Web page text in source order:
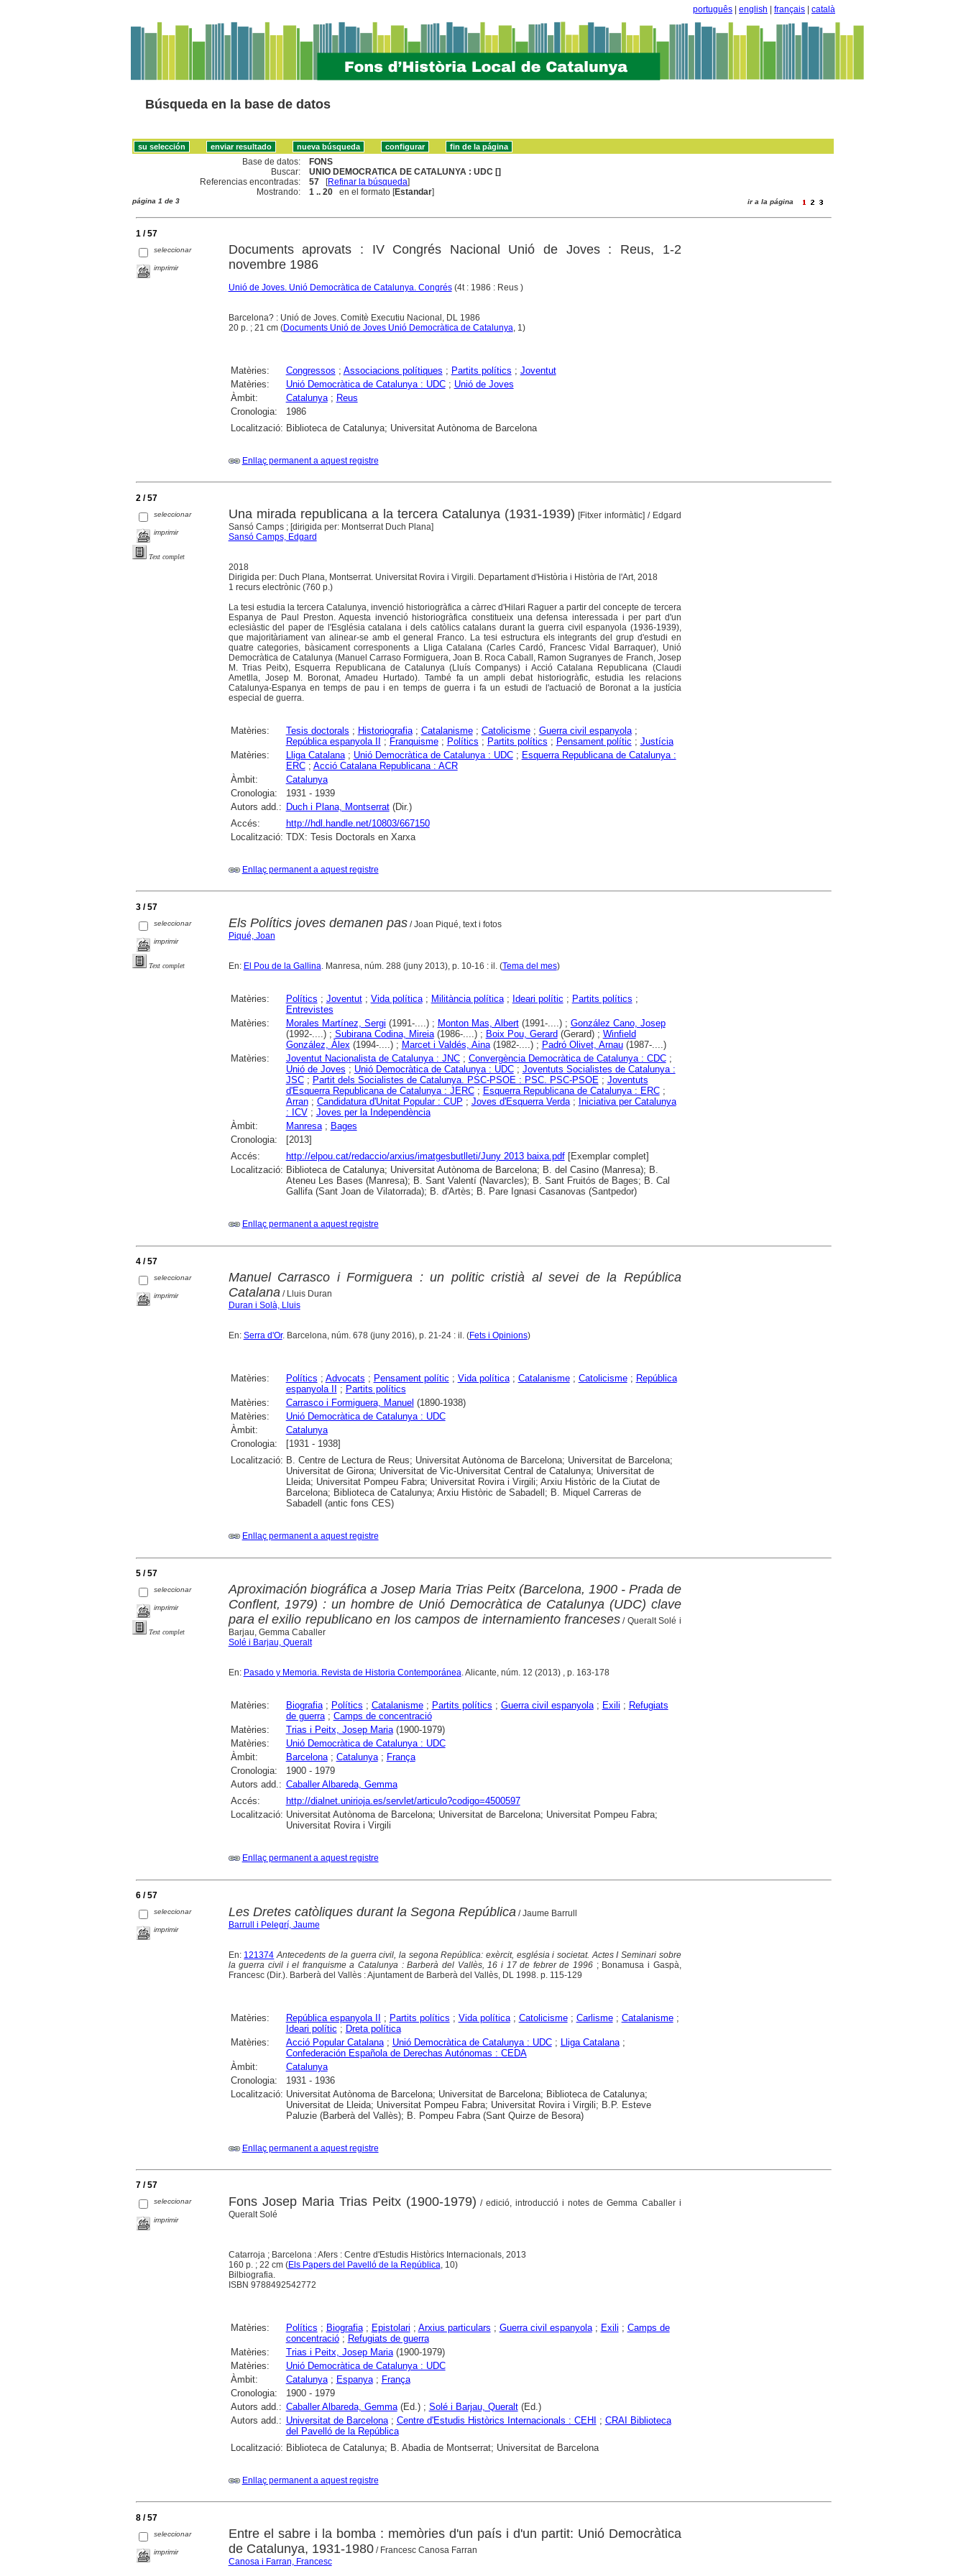
português english français català
Búsqueda en la base de datos
Base de datos:
FONS
Buscar:
UNIO DEMOCRATICA DE CATALUNYA : UDC []
Referencias encontradas:
57 [Refinar la búsqueda]
Mostrando:
1 .. 20 en el formato [Estandar]
página 1 de 3 ir a la página
1 / 57
seleccionar
imprimir
Documents aprovats : IV Congrés Nacional Unió de Joves : Reus, 1-2
novembre 1986
Unió de Joves. Unió Democràtica de Catalunya. Congrés(4t : 1986 : Reus )
Barcelona? : Unió de Joves. Comitè Executiu Nacional, DL 1986
20 p. ; 21 cm (Documents Unió de Joves Unió Democràtica de Catalunya, 1)
Matèries: Congressos ; Associacions polítiques ; Partits polítics ; Joventut
Matèries:
Unió Democràtica de Catalunya : UDC; Unió de Joves
Àmbit:
Catalunya; Reus
Cronologia:
1986
Localització: Biblioteca de Catalunya; Universitat Autònoma de Barcelona
Enllaç permanent a aquest registre
2 / 57
seleccionar
imprimir
Text complet
Una mirada republicana a la tercera Catalunya (1931-1939) [Fitxer informàtic] / Edgard
Sansó Camps ; [dirigida per: Montserrat Duch Plana]
Sansó Camps, Edgard
2018
Dirigida per: Duch Plana, Montserrat. Universitat Rovira i Virgili. Departament d'Història i Història de l'Art, 2018
1 recurs electrònic (760 p.)
La tesi estudia la tercera Catalunya, invenció historiogràfica a càrrec d'Hilari Raguer a partir del concepte de tercera
Espanya de Paul Preston. Aquesta invenció historiogràfica constitueix una defensa interessada i per part d'un
eclesiàstic del paper de l'Església catalana i dels catòlics catalans durant la guerra civil espanyola (1936-1939),
que majoritàriament van alinear-se amb el general Franco. La tesi estructura els integrants del grup d'estudi en
quatre categories, bàsicament corresponents a Lliga Catalana (Carles Cardó, Francesc Vidal Barraquer), Unió
Democràtica de Catalunya (Manuel Carraso Formiguera, Joan B. Roca Caball, Ramon Sugranyes de Franch, Josep
M. Trias Peitx), Esquerra Republicana de Catalunya (Lluís Companys) i Acció Catalana Republicana (Claudi
Ametlla, Josep M. Boronat, Amadeu Hurtado). També fa un ampli debat historiogràfic, estudia les relacions
Catalunya-Espanya en temps de pau i en temps de guerra i fa un estudi de l'actuació de Boronat a la justícia
especial de guerra.
Matèries: Tesis doctorals ; Historiografia; Catalanisme; Catolicisme; Guerra civil espanyola;
República espanyola II
; Franquisme; Polítics ; Partits polítics ; Pensament polític ; Justícia
Matèries:
Lliga Catalana; Unió Democràtica de Catalunya : UDC; Esquerra Republicana de Catalunya :
ERC; Acció Catalana Republicana : ACR
Àmbit:
Catalunya
Cronologia:
1931 - 1939
Autors add.: Duch i Plana, Montserrat(Dir.)
Accés:
http://hdl.handle.net/10803/667150
Localització: TDX: Tesis Doctorals en Xarxa
Enllaç permanent a aquest registre
3 / 57
seleccionar
imprimir
Text complet
Els Polítics joves demanen pas/ Joan Piqué, text i fotos
Piqué, Joan
En: El Pou de la Gallina. Manresa, núm. 288 (juny 2013), p. 10-16 : il. (Tema del mes)
Matèries: Polítics ; Joventut; Vida política; Militància política; Ideari polític ; Partits polítics ;
Entrevistes
Matèries:
Morales Martínez, Sergi (1991-....) ; Monton Mas, Albert(1991-....) ; González Cano, Josep
(1992-....) ; Subirana Codina, Mireia(1986-....) ; Boix Pou, Gerard (Gerard) ; Winfield
González, Àlex(1994-....) ; Marcet i Valdés, Aina(1982-....) ; Padró Olivet, Arnau(1987-....)
Matèries:
Joventut Nacionalista de Catalunya : JNC; Convergència Democràtica de Catalunya : CDC;
Unió de Joves ; Unió Democràtica de Catalunya : UDC; Joventuts Socialistes de Catalunya :
JSC; Partit dels Socialistes de Catalunya. PSC-PSOE : PSC. PSC-PSOE; Joventuts
d'Esquerra Republicana de Catalunya : JERC; Esquerra Republicana de Catalunya : ERC;
Arran; Candidatura d'Unitat Popular : CUP ; Joves d'Esquerra Verda; Iniciativa per Catalunya
: ICV; Joves per la Independència
Àmbit:
Manresa; Bages
Cronologia:
[2013]
Accés:
http://elpou.cat/redaccio/arxius/imatgesbutlleti/Juny 2013 baixa.pdf[Exemplar complet]
Localització: Biblioteca de Catalunya; Universitat Autònoma de Barcelona; B. del Casino (Manresa); B.
Ateneu Les Bases (Manresa); B. Sant Valentí (Navarcles); B. Sant Fruitós de Bages; B. Cal
Gallifa (Sant Joan de Vilatorrada); B. d'Artès; B. Pare Ignasi Casanovas (Santpedor)
Enllaç permanent a aquest registre
4 / 57
seleccionar
imprimir
Manuel Carrasco i Formiguera : un politic cristià al sevei de la República
Catalana/ Lluis Duran
Duran i Solà, Lluis
En: Serra d'Or. Barcelona, núm. 678 (juny 2016), p. 21-24 : il. (Fets i Opinions)
Matèries: Polítics ; Advocats ; Pensament polític ; Vida política; Catalanisme; Catolicisme; República
espanyola II
; Partits polítics
Matèries:
Carrasco i Formiguera, Manuel (1890-1938)
Matèries:
Unió Democràtica de Catalunya : UDC
Àmbit:
Catalunya
Cronologia:
[1931 - 1938]
Localització: B. Centre de Lectura de Reus; Universitat Autònoma de Barcelona; Universitat de Barcelona;
Universitat de Girona; Universitat de Vic-Universitat Central de Catalunya; Universitat de
Lleida; Universitat Pompeu Fabra; Universitat Rovira i Virgili; Arxiu Històric de la Ciutat de
Barcelona; Biblioteca de Catalunya; Arxiu Històric de Sabadell; B. Miquel Carreras de
Sabadell (antic fons CES)
Enllaç permanent a aquest registre
5 / 57
seleccionar
imprimir
Text complet
Aproximación biográfica a Josep Maria Trias Peitx (Barcelona, 1900 - Prada de
Conflent, 1979) : un hombre de Unió Democràtica de Catalunya (UDC) clave
para el exilio republicano en los campos de internamiento franceses / Queralt Solé i
Barjau, Gemma Caballer
Solé i Barjau, Queralt
En: Pasado y Memoria. Revista de Historia Contemporánea. Alicante, núm. 12 (2013) , p. 163-178
Matèries: Biografia; Polítics ; Catalanisme; Partits polítics ; Guerra civil espanyola; Exili ; Refugiats
de guerra; Camps de concentració
Matèries:
Trias i Peitx, Josep Maria(1900-1979)
Matèries:
Unió Democràtica de Catalunya : UDC
Àmbit:
Barcelona; Catalunya; França
Cronologia:
1900 - 1979
Autors add.: Caballer Albareda, Gemma
Accés:
http://dialnet.unirioja.es/servlet/articulo?codigo=4500597
Localització: Universitat Autònoma de Barcelona; Universitat de Barcelona; Universitat Pompeu Fabra;
Universitat Rovira i Virgili
Enllaç permanent a aquest registre
6 / 57
seleccionar
imprimir
Les Dretes catòliques durant la Segona República / Jaume Barrull
Barrull i Pelegrí, Jaume
En: 121374 Antecedents de la guerra civil, la segona República: exèrcit, església i societat. Actes I Seminari sobre
la guerra civil i el franquisme a Catalunya : Barberà del Vallès, 16 i 17 de febrer de 1996 ; Bonamusa i Gaspà,
Francesc (Dir.). Barberà del Vallès : Ajuntament de Barberà del Vallès, DL 1998. p. 115-129
Matèries: República espanyola II ; Partits polítics ; Vida política; Catolicisme; Carlisme; Catalanisme;
Ideari polític ; Dreta política
Matèries:
Acció Popular Catalana; Unió Democràtica de Catalunya : UDC; Lliga Catalana;
Confederación Española de Derechas Autónomas : CEDA
Àmbit:
Catalunya
Cronologia:
1931 - 1936
Localització: Universitat Autònoma de Barcelona; Universitat de Barcelona; Biblioteca de Catalunya;
Universitat de Lleida; Universitat Pompeu Fabra; Universitat Rovira i Virgili; B.P. Esteve
Paluzie (Barberà del Vallès); B. Pompeu Fabra (Sant Quirze de Besora)
Enllaç permanent a aquest registre
7 / 57
seleccionar
imprimir
Fons Josep Maria Trias Peitx (1900-1979) / edició, introducció i notes de Gemma Caballer i
Queralt Solé
Catarroja ; Barcelona : Afers : Centre d'Estudis Històrics Internacionals, 2013
160 p. ; 22 cm (Els Papers del Pavelló de la República , 10)
Bilbiografia.
ISBN 9788492542772
Matèries: Polítics ; Biografia; Epistolari ; Arxius particulars ; Guerra civil espanyola; Exili ; Camps de
concentració; Refugiats de guerra
Matèries:
Trias i Peitx, Josep Maria(1900-1979)
Matèries:
Unió Democràtica de Catalunya : UDC
Àmbit:
Catalunya; Espanya; França
Cronologia:
1900 - 1979
Autors add.: Caballer Albareda, Gemma(Ed.) ; Solé i Barjau, Queralt(Ed.)
Autors add.: Universitat de Barcelona; Centre d'Estudis Històrics Internacionals : CEHI ; CRAI Biblioteca
del Pavelló de la República
Localització: Biblioteca de Catalunya; B. Abadia de Montserrat; Universitat de Barcelona
Enllaç permanent a aquest registre
8 / 57
seleccionar
imprimir
Entre el sabre i la bomba : memòries d'un país i d'un partit: Unió Democràtica
de Catalunya, 1931-1980/ Francesc Canosa Farran
Canosa i Farran, Francesc